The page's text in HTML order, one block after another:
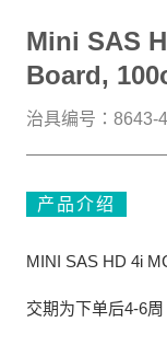
Mini SAS
Board,
治具编号：8643-
产品介绍
MINI SAS HD 4i
交期为下单后4-6周